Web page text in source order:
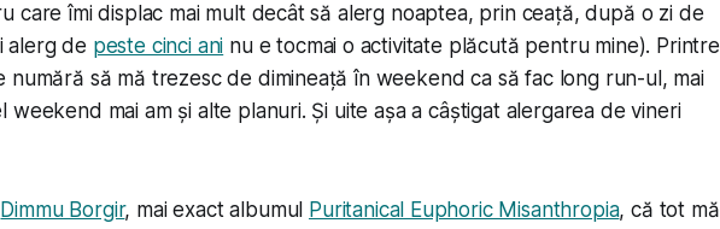
care îmi displac mai mult decât să alerg noaptea, prin ceață, după o zi de
alerg de peste cinci ani nu e tocmai o activitate plăcută pentru mine). Printre
numără să mă trezesc de dimineață în weekend ca să fac long run-ul, mai
weekend mai am și alte planuri. Și uite așa a câștigat alergarea de vineri
Dimmu Borgir, mai exact albumul Puritanical Euphoric Misanthropia, că tot mă